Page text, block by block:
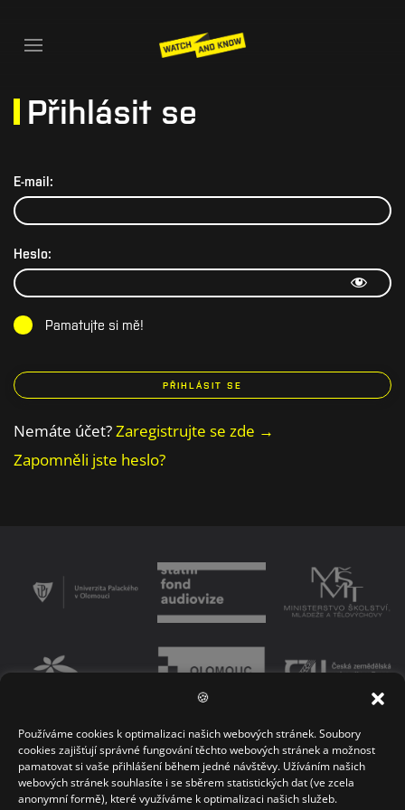
🍪
Používáme cookies k optimalizaci našich webových stránek. Soubory
cookies zajišťují správné fungování těchto webových stránek a možnost
pamatovat si vaše přihlášení během jedné návštěvy. Užíváním našich
webových stránek souhlasíte i se sběrem statistických dat (ve zcela
anonymní formě), které využíváme k optimalizaci našich služeb.
Přihlásit se
E-mail:
Heslo:
Pamatujte si mě!
Nemáte účet?Zaregistrujte se zde →
Zapomněli jste heslo?
PODMÍNKY UŽÍVÁNÍ PLATFORMY ZÁSADY OCHRANY OSOBNÍCH ÚDAJŮ
KONTAKT